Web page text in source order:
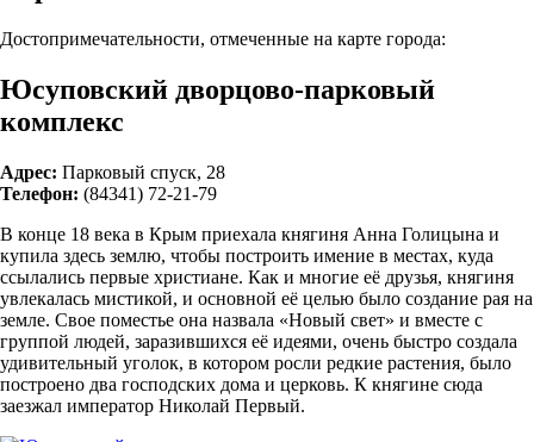
Достопримечательности, отмеченные на карте города:
Юсуповский дворцово-парковый
комплекс
Адрес: Парковый спуск, 28
Телефон: (84341) 72-21-79
В конце 18 века в Крым приехала княгиня Анна Голицына и
купила здесь землю, чтобы построить имение в местах, куда
ссылались первые христиане. Как и многие её друзья, княгиня
увлекалась мистикой, и основной её целью было создание рая на
земле. Свое поместье она назвала «Новый свет» и вместе с
группой людей, заразившихся её идеями, очень быстро создала
удивительный уголок, в котором росли редкие растения, было
построено два господских дома и церковь. К княгине сюда
заезжал император Николай Первый.